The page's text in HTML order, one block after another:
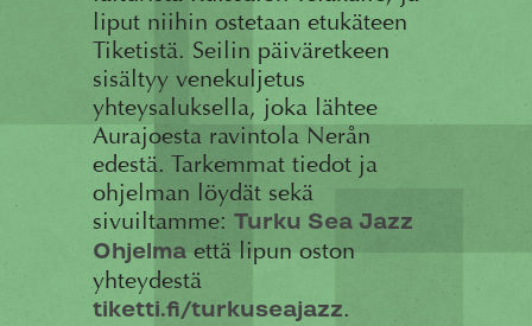
liput niihin ostetaan etukäteen
Tiketistä. Seilin päiväretkeen
sisältyy venekuljetus
yhteysaluksella, joka lähtee
Aurajoesta ravintola Nerån
edestä. Tarkemmat tiedot ja
ohjelman löydät sekä
sivuiltamme: Turku Sea Jazz
Ohjelmaettä lipun oston
yhteydestä
tiketti.fi/turkuseajazz.